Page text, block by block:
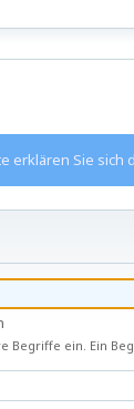
Sie sich
Begriffe ein. Ein